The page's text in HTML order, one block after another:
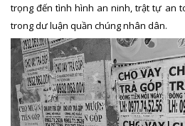
trọng đến tình hình an ninh, trật tự an
trong dư luận quần chúng nhân dân.